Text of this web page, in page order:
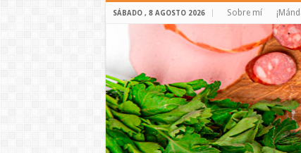
SÁBADO , 8 AGOSTO 2026 Sobre mí